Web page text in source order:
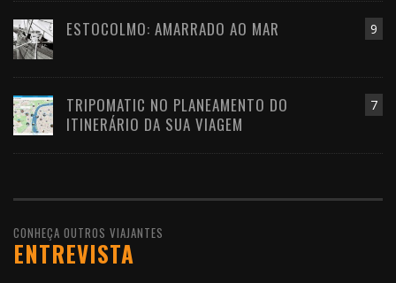
9
ESTOCOLMO: AMARRADO AO MAR
7
TRIPOMATIC NO PLANEAMENTO DO
ITINERÁRIO DA SUA VIAGEM
CONHEÇA OUTROS VIAJANTES
ENTREVISTA